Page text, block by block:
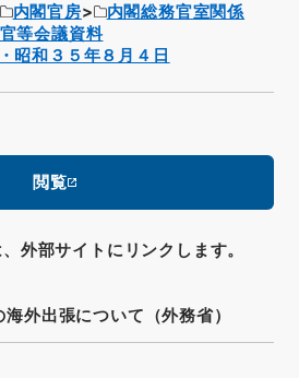
内閣官房
内閣総務官室関係
等会議資料
昭和３５年８月４日
閲覧
外部サイトにリンクします。
外出張について（外務省）